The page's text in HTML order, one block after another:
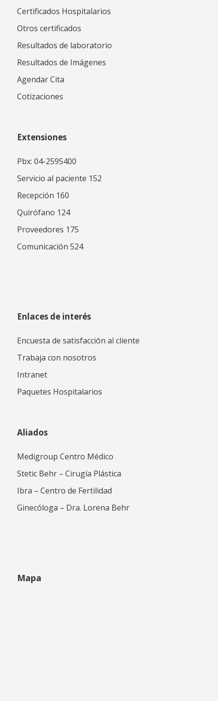
Certificados Hospitalarios
Otros certificados
Resultados de laboratorio
Resultados de Imágenes
Agendar Cita
Cotizaciones
Extensiones
Pbx: 04-2595400
Servicio al paciente 152
Recepción 160
Quirófano 124
Proveedores 175
Comunicación 524
Enlaces de interés
Encuesta de satisfacción al cliente
Trabaja con nosotros
Intranet
Paquetes Hospitalarios
Aliados
Medigroup Centro Médico
Stetic Behr – Cirugía Plástica
Ibra – Centro de Fertilidad
Ginecóloga – Dra. Lorena Behr
Mapa